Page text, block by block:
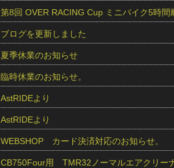
第8回 OVER RACING Cup ミニバイク5時
ブログを更新しました
夏季休業のお知らせ
臨時休業のお知らせ。
AstRIDEより
AstRIDEより
WEBSHOP カード決済対応のお知らせ。
CB750Four用 TMR32ノーマルエアクリー